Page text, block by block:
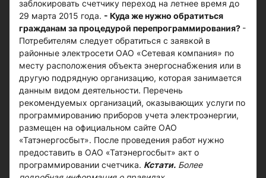
заблокировать счетчику переход на летнее время до
29 марта 2015 года. - Куда же нужно обратиться
гражданам за процедурой перепрограммирования? -
Потребителям следует обратиться с заявкой в
районные электросети ОАО «Сетевая компания» по
месту расположения объекта энергоснабжения или в
другую подрядную организацию, которая занимается
данным видом деятельности. Перечень
рекомендуемых организаций, оказывающих услуги по
программированию приборов учета электроэнергии,
размещен на официальном сайте ОАО
«Татэнергосбыт». После проведения работ нужно
предоставить в ОАО «Татэнергосбыт» акт о
программировании счетчика. Кстати. Более